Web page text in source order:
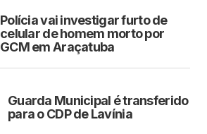
Polícia vai investigar furto de
celular de homem morto por
GCM em Araçatuba
Guarda Municipal é transferido
para o CDP de Lavínia